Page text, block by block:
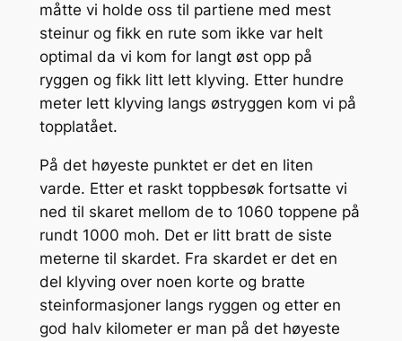
måtte vi holde oss til partiene med mest
steinur og fikk en rute som ikke var helt
optimal da vi kom for langt øst opp på
ryggen og fikk litt lett klyving. Etter hundre
meter lett klyving langs østryggen kom vi på
topplatået.
På det høyeste punktet er det en liten
varde. Etter et raskt toppbesøk fortsatte vi
ned til skaret mellom de to 1060 toppene på
rundt 1000 moh. Det er litt bratt de siste
meterne til skardet. Fra skardet er det en
del klyving over noen korte og bratte
steinformasjoner langs ryggen og etter en
god halv kilometer er man på det høyeste